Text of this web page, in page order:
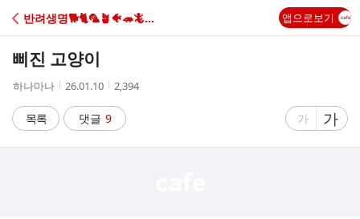
C
A
반려생명🐕🐈🦜🪴🐠🦔🦎🐢🐌🐻 앱으로보기
삐진 고양이
작
자
하나마나
작
시
간
26.01.10
조
수
2,394
목록 댓글 9
글
가
글
자
가